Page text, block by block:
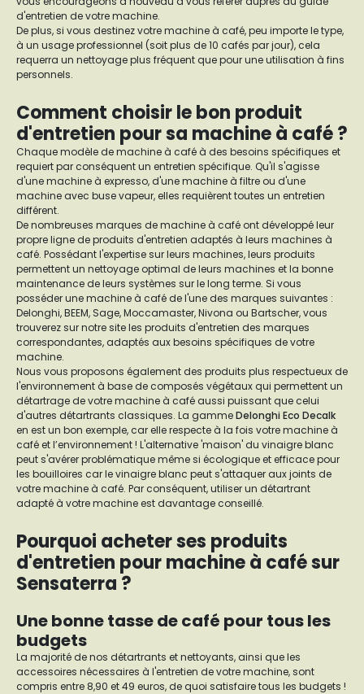
d'entretien de votre machine.
De plus, si vous destinez votre machine à café, peu importe le type,
à un usage professionnel (soit plus de 10 cafés par jour), cela
requerra un nettoyage plus fréquent que pour une utilisation à fins
personnels.
Comment choisir le bon produit
d'entretien pour sa machine à café ?
Chaque modèle de machine à café à des besoins spécifiques et
requiert par conséquent un entretien spécifique. Qu'il s'agisse
d'une machine à expresso, d'une machine à filtre ou d'une
machine avec buse vapeur, elles requièrent toutes un entretien
différent.
De nombreuses marques de machine à café ont développé leur
propre ligne de produits d'entretien adaptés à leurs machines à
café. Possédant l'expertise sur leurs machines, leurs produits
permettent un nettoyage optimal de leurs machines et la bonne
maintenance de leurs systèmes sur le long terme. Si vous
posséder une machine à café de l'une des marques suivantes :
Delonghi, BEEM, Sage, Moccamaster, Nivona ou Bartscher, vous
trouverez sur notre site les produits d'entretien des marques
correspondantes, adaptés aux besoins spécifiques de votre
machine.
Nous vous proposons également des produits plus respectueux de
l'environnement à base de composés végétaux qui permettent un
détartrage de votre machine à café aussi puissant que celui
d'autres détartrants classiques. La gammeDelonghi Eco Decalk
en est un bon exemple, car elle respecte à la fois votre machine à
café et l’environnement ! L'alternative 'maison' du vinaigre blanc
peut s'avérer problématique même si écologique et efficace pour
les bouilloires car le vinaigre blanc peut s'attaquer aux joints de
votre machine à café. Par conséquent, utiliser un détartrant
adapté à votre machine est davantage conseillé.
Pourquoi acheter ses produits
d'entretien pour machine à café sur
Sensaterra ?
Une bonne tasse de café pour tous les
budgets
La majorité de nos détartrants et nettoyants, ainsi que les
accessoires nécessaires à l'entretien de votre machine, sont
compris entre 8,90 et 49 euros, de quoi satisfaire tous les budgets !